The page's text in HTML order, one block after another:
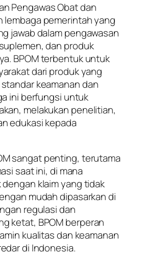
Pengawas Obat dan
lembaga pemerintah yang
jawab dalam pengawasan
dan produk
BPOM terbentuk untuk
dari produk yang
keamanan dan
ini berfungsi untuk
melakukan penelitian,
edukasi kepada
sangat penting, terutama
saat ini, di mana
klaim yang tidak
mudah dipasarkan di
regulasi dan
ketat, BPOM berperan
kualitas dan keamanan
di Indonesia.